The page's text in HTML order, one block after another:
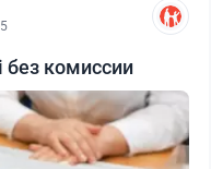
без комиссии